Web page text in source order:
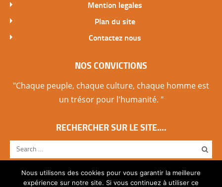
Mention legales
Plan du site
Contactez nous
NOS CONVICTIONS
"Chaque peuple, chaque culture, chaque homme est
un trésor pour l'humanité. "
RECHERCHER SUR LE SITE….
Nous utilisons des cookies pour vous garantir la meilleure
expérience sur notre site. Si vous continuez à utiliser ce